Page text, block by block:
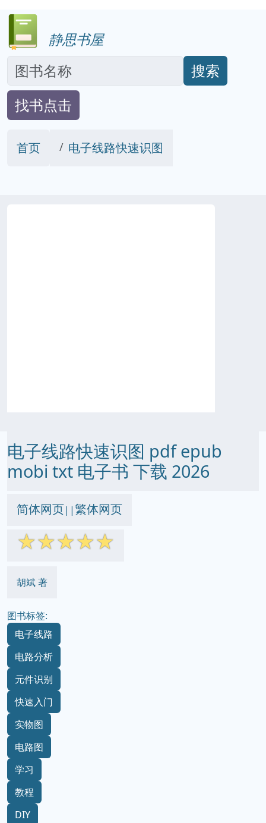
静思书屋
搜索
找书点击
首页 电子线路快速识图
电子线路快速识图 pdf epub
mobi txt 电子书 下载 2026
简体网页||繁体网页
☆☆☆☆☆
胡斌 著
图书标签:
电子线路
电路分析
元件识别
快速入门
实物图
电路图
学习
教程
DIY